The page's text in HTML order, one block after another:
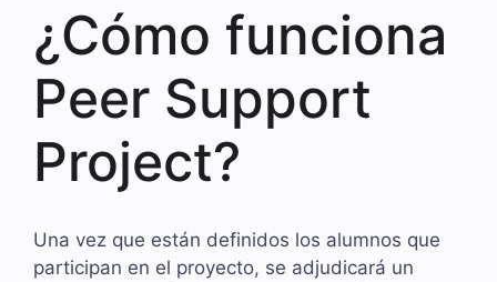
¿Cómo funciona
Peer Support
Project?
Una vez que están definidos los alumnos que
participan en el proyecto, se adjudicará un